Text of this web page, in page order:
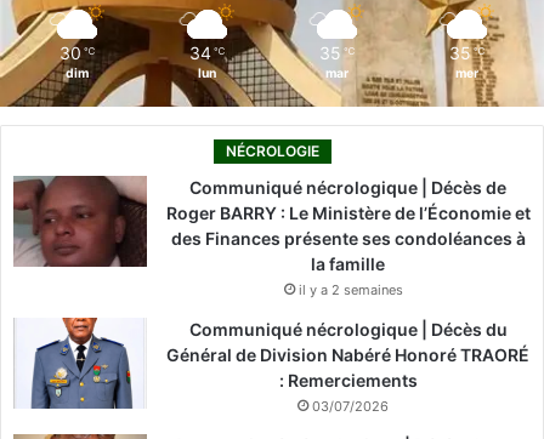
30 ℃
dim
34 ℃
lun
35 ℃
mar
35 ℃
mer
NÉCROLOGIE
Communiqué nécrologique | Décès de
Roger BARRY : Le Ministère de l’Économie et
des Finances présente ses condoléances à
la famille
il y a 2 semaines
Communiqué nécrologique | Décès du
Général de Division Nabéré Honoré TRAORÉ
: Remerciements
03/07/2026